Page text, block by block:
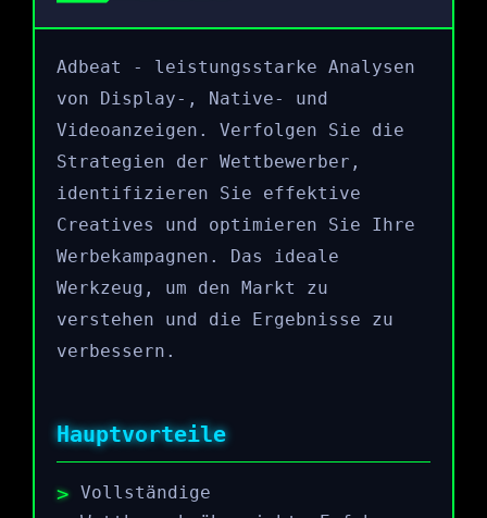
Adbeat - leistungsstarke Analysen
von Display-, Native- und
Videoanzeigen. Verfolgen Sie die
Strategien der Wettbewerber,
identifizieren Sie effektive
Creatives und optimieren Sie Ihre
Werbekampagnen. Das ideale
Werkzeug, um den Markt zu
verstehen und die Ergebnisse zu
verbessern.
Hauptvorteile
Vollständige